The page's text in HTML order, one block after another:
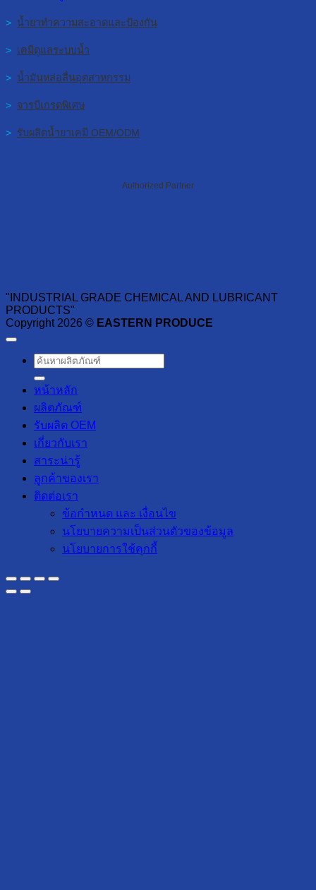
> น้ำยาทำความสะอาดและป้องกัน
> เคมีดูแลระบบน้ำ
> น้ำมันหล่อลื่นอุตสาหกรรม
> จารบีเกรดพิเศษ
> รับผลิตน้ำยาเคมี OEM/ODM
Authorized Partner
"INDUSTRIAL GRADE CHEMICAL AND LUBRICANT
PRODUCTS"
Copyright 2026 © EASTERN PRODUCE
ค้นหา:
หน้าหลัก
ผลิตภัณฑ์
รับผลิต OEM
เกี่ยวกับเรา
สาระน่ารู้
ลูกค้าของเรา
ติดต่อเรา
ข้อกำหนด และ เงื่อนไข
นโยบายความเป็นส่วนตัวของข้อมูล
นโยบายการใช้คุกกี้